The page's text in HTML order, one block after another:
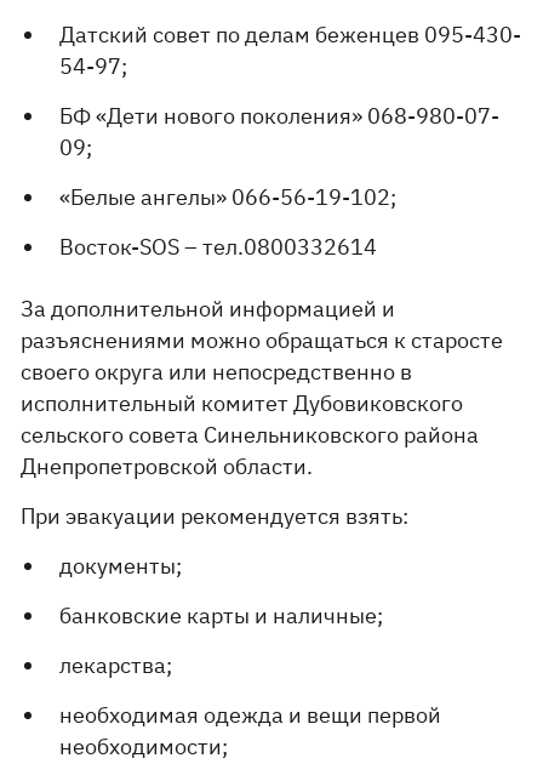
Датский совет по делам беженцев 095-430-
54-97;
БФ «Дети нового поколения» 068-980-07-
09;
«Белые ангелы» 066-56-19-102;
Восток-SOS – тел.0800332614
За дополнительной информацией и
разъяснениями можно обращаться к старосте
своего округа или непосредственно в
исполнительный комитет Дубовиковского
сельского совета Синельниковского района
Днепропетровской области.
При эвакуации рекомендуется взять:
документы;
банковские карты и наличные;
лекарства;
необходимая одежда и вещи первой
необходимости;